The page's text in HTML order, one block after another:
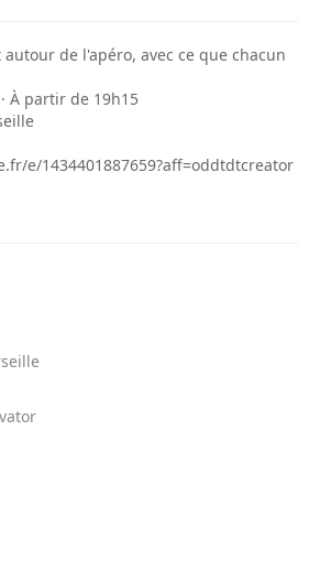
de l'apéro, avec ce que chacun
À partir de 19h15
e/1434401887659?aff=oddtdtcreator